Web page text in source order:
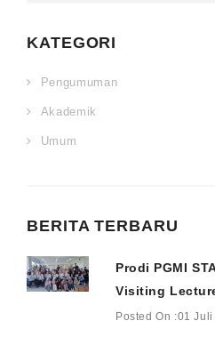
KATEGORI
Pengumuman
Akademik
Umum
BERITA TERBARU
Prodi PGMI
Visiting
Posted On :01 Juli